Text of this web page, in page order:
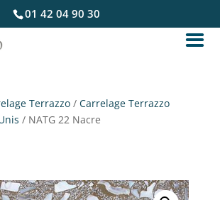
01 42 04 90 30
Terrazzo /Carrelage Terrazzo
/ NATG 22 Nacre